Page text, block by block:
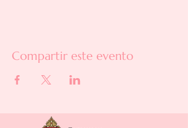
Compartir este evento